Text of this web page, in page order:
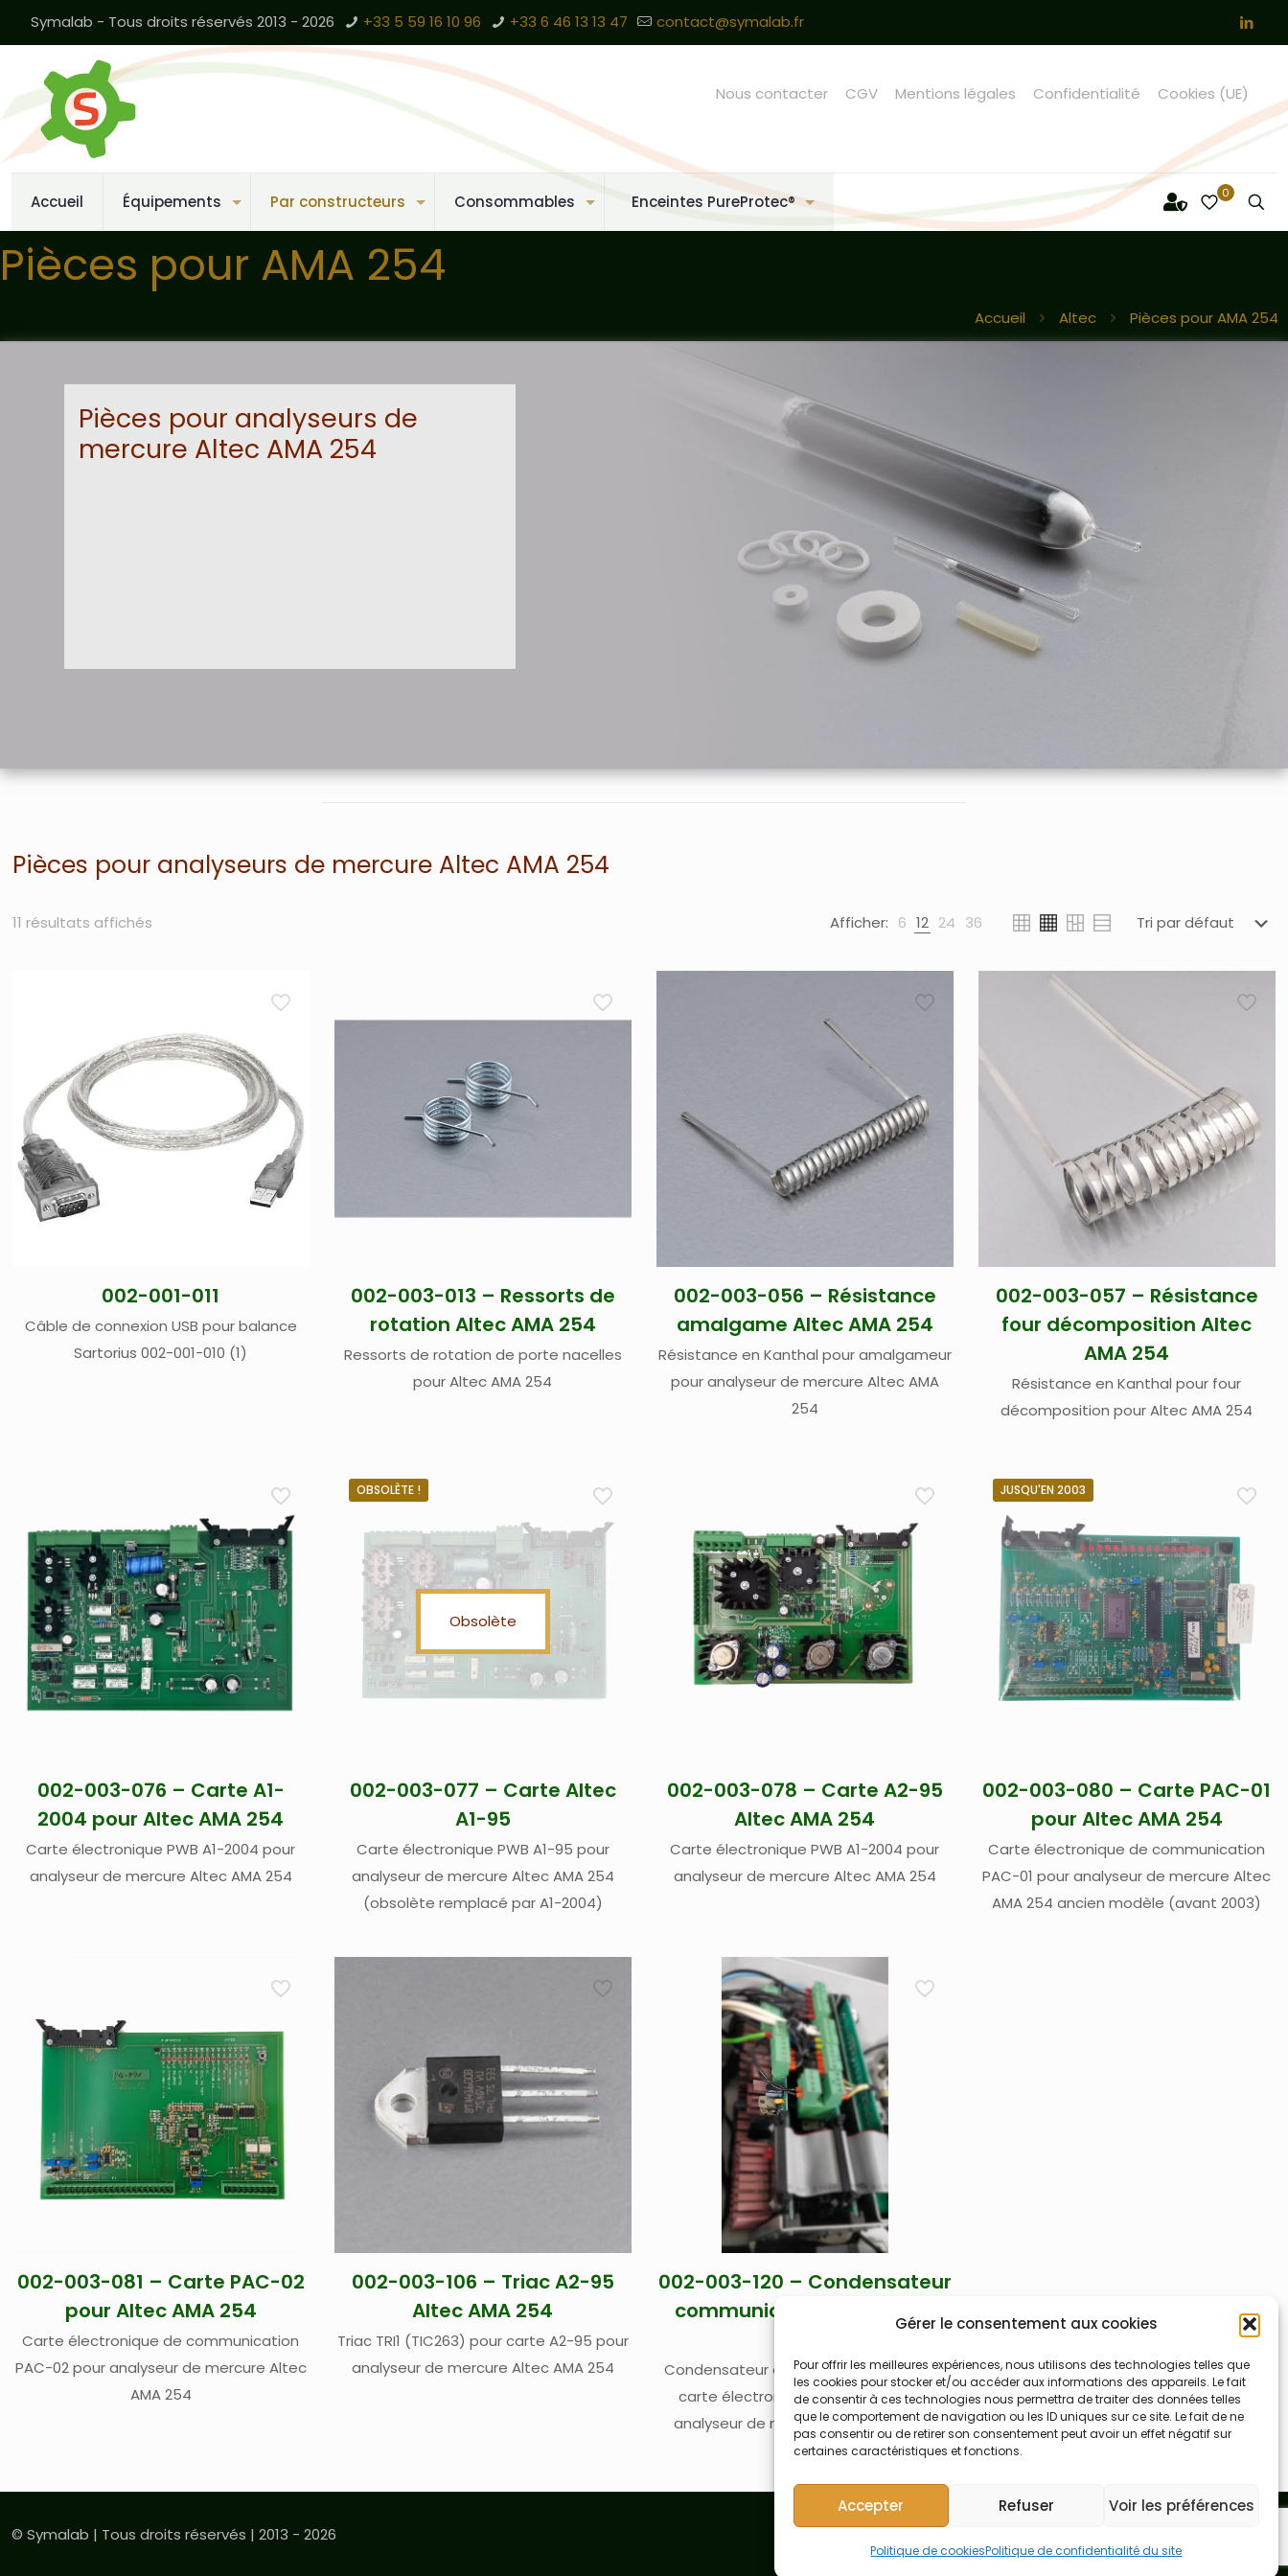
Gérer le consentement aux cookies
Pour offrir les meilleures expériences, nous utilisons des technologies telles que
les cookies pour stocker et/ou accéder aux informations des appareils. Le fait
de consentir à ces technologies nous permettra de traiter des données telles
que le comportement de navigation ou les ID uniques sur ce site. Le fait de ne
pas consentir ou de retirer son consentement peut avoir un effet négatif sur
certaines caractéristiques et fonctions.
Accepter Refuser Voir les préférences
Politique de cookiesPolitique de confidentialité du site
Symalab - Tous droits réservés 2013 - 2026 +33 5 59 16 10 96 +33 6 46 13 13 47 contact@symalab.fr
Accueil Équipements Par constructeurs Consommables Enceintes PureProtec®
Nous contacter CGV Mentions légales Confidentialité Cookies (UE)
0
Pièces pour AMA 254
Accueil Altec Pièces pour AMA 254
Pièces pour analyseurs de
mercure Altec AMA 254
Pièces pour analyseurs de mercure Altec AMA 254
11 résultats affichés Afficher: 6 12 24 36
002-001-011
Câble de connexion USB pour balance
Sartorius 002-001-010 (1)
002-003-013 – Ressorts de
rotation Altec AMA 254
Ressorts de rotation de porte nacelles
pour Altec AMA 254
002-003-056 – Résistance
amalgame Altec AMA 254
Résistance en Kanthal pour amalgameur
pour analyseur de mercure Altec AMA
254
002-003-057 – Résistance
four décomposition Altec
AMA 254
Résistance en Kanthal pour four
décomposition pour Altec AMA 254
002-003-076 – Carte A1-
2004 pour Altec AMA 254
Carte électronique PWB A1-2004 pour
analyseur de mercure Altec AMA 254
OBSOLÈTE !
Obsolète
002-003-077 – Carte Altec
A1-95
Carte électronique PWB A1-95 pour
analyseur de mercure Altec AMA 254
(obsolète remplacé par A1-2004)
002-003-078 – Carte A2-95
Altec AMA 254
Carte électronique PWB A1-2004 pour
analyseur de mercure Altec AMA 254
JUSQU'EN 2003
002-003-080 – Carte PAC-01
pour Altec AMA 254
Carte électronique de communication
PAC-01 pour analyseur de mercure Altec
AMA 254 ancien modèle (avant 2003)
002-003-081 – Carte PAC-02
pour Altec AMA 254
Carte électronique de communication
PAC-02 pour analyseur de mercure Altec
AMA 254
002-003-106 – Triac A2-95
Altec AMA 254
Triac TRI1 (TIC263) pour carte A2-95 pour
analyseur de mercure Altec AMA 254
002-003-120 – Condensateur
communication Altec AMA
Condensateur de communication pour
carte électronique PWB A2-95 pour
analyseur de mercure Altec AMA 254
© Symalab | Tous droits réservés | 2013 - 2026